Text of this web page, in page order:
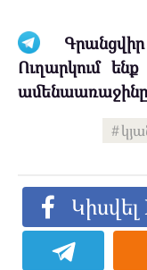
Ուղարկում
ամենաառաջինը
Կիսվել